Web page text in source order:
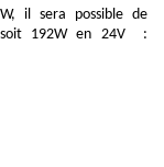
il sera possible de
soit 192W en 24V :